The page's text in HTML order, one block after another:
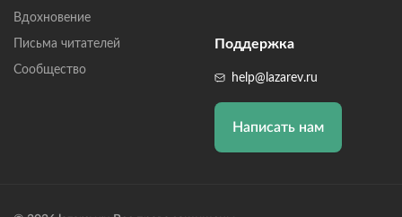
Вдохновение
Письма читателей
Сообщество
Поддержка
help@lazarev.ru
Написать нам